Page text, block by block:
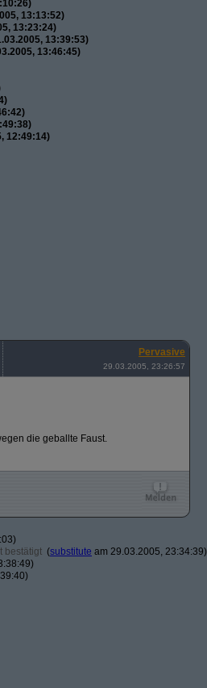
13:13:52)
13:23:24)
13:39:53)
13:46:45)
12:49:14)
Pervasive
29.03.2005, 23:26:57
die geballte Faust.
bestätigt (substitute am 29.03.2005, 23:34:39)